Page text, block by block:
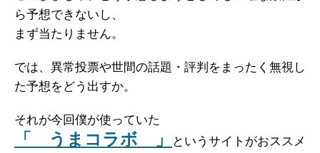
ら予想できないし、
まず当たりません。
では、異常投票や世間の話題・評判をまったく無視し
た予想をどう出すか。
それが今回僕が使っていた
「 うまコラボ 」
というサイトがおススメ